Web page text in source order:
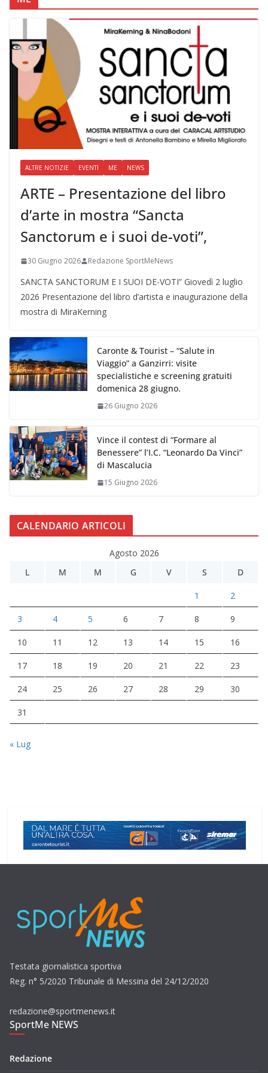
ALTRE NOTIZIE EVENTI ME NEWS
ARTE – Presentazione del libro
d’arte in mostra “Sancta
Sanctorum e i suoi de-voti”,
30 Giugno 2026 Redazione SportMeNews
SANCTA SANCTORUM E I SUOI DE-VOTI” Giovedì 2 luglio
2026 Presentazione del libro d’artista e inaugurazione della
mostra di MiraKerning
Caronte & Tourist – “Salute in
Viaggio” a Ganzirri: visite
specialistiche e screening gratuiti
domenica 28 giugno.
26 Giugno 2026
Vince il contest di “Formare al
Benessere” l’I.C. “Leonardo Da Vinci”
di Mascalucia
15 Giugno 2026
CALENDARIO ARTICOLI
Agosto 2026
L
M M G V S D
1 2
3 4 5 6 7 8 9
10 11 12 13 14 15 16
17 18 19 20 21 22 23
24 25 26 27 28 29 30
31
« Lug
Testata giornalistica sportiva
Reg. n° 5/2020 Tribunale di Messina del 24/12/2020
redazione@sportmenews.it
SportMe NEWS
Redazione